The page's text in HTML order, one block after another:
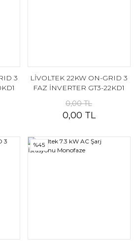
3
LİVOLTEK 22KW ON-GRID 3
FAZ İNVERTER GT3-22KD1
0,00 TL
0,00 TL
%45